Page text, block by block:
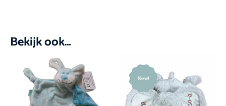
Bekijk ook…
New!